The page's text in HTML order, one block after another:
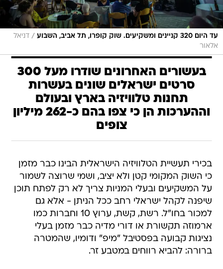
עד היום 320 קניינים ומשקיעים. שוק קופרו, תל אביב, השבוע / דניאל
אלאור
בעשורים האחרונים שודרו מעל 300
סרטים ישראלים שונים בעשרות
תחנות טלוויזיה בארץ ובעולם
וההערכות הן כי צפו בהם כ-262 מיליון
צופים
בכירי תעשיית הטלוויזיה הישראלית הבינו כבר מזמן
כי השוק המקומי קטן ולא יציב, ושמי שרוצה לשמור
על המשקיעים ובעלי המניות צריך לא רק לפתח תוכן
שיפנה לקהל ישראלי רחב ככל הניתן - אלא גם
למכור בחו"ל. רשת, קשת, ערוץ 10 וחברות כמו
ארמוזה תקשורת או דורי מדיה כבר מזמן בעלי
נציגות קבועה בפסטיבל "מיפ" ודומיו, שהמטרה
ברורה: להביא רווחים במטבע זר.